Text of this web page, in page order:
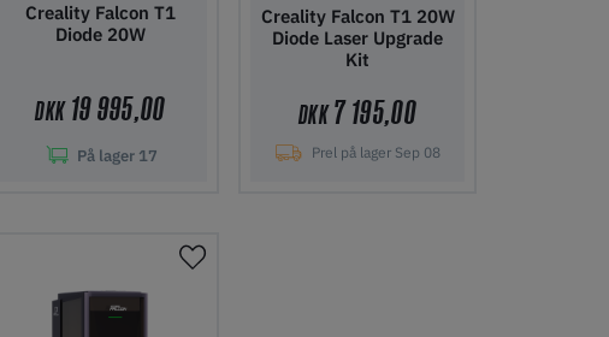
Creality Falcon T1
Diode 20W
DKK19 995,00
På lager17
Creality Falcon T1 20W
Diode Laser Upgrade
Kit
DKK7 195,00
Prel på lager Sep 08